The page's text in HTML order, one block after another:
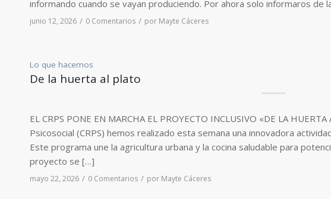
informando cuando se vayan produciendo. Por ahora solo informaros
junio 12, 2026 / 0 Comentarios / por Mayte Cáceres
Lo que hacemos
De la huerta al plato
EL CRPS PONE EN MARCHA EL PROYECTO INCLUSIVO «DE LA
Psicosocial (CRPS) hemos realizado esta semana una innovadora
Este programa une la agricultura urbana y la cocina saludable para
proyecto se […]
mayo 22, 2026 / 0 Comentarios / por Mayte Cáceres